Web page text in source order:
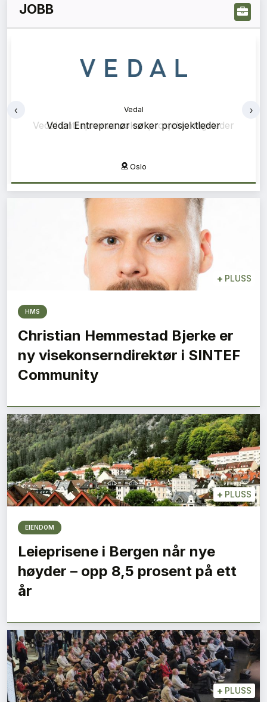
JOBB
Vedal
Vedal Entreprenør søker prosjektleder
Oslo
‹ ›
+ PLUSS
HMS
Christian Hemmestad Bjerke er
ny visekonserndirektør i SINTEF
Community
+ PLUSS
EIENDOM
Leieprisene i Bergen når nye
høyder – opp 8,5 prosent på ett
år
+ PLUSS